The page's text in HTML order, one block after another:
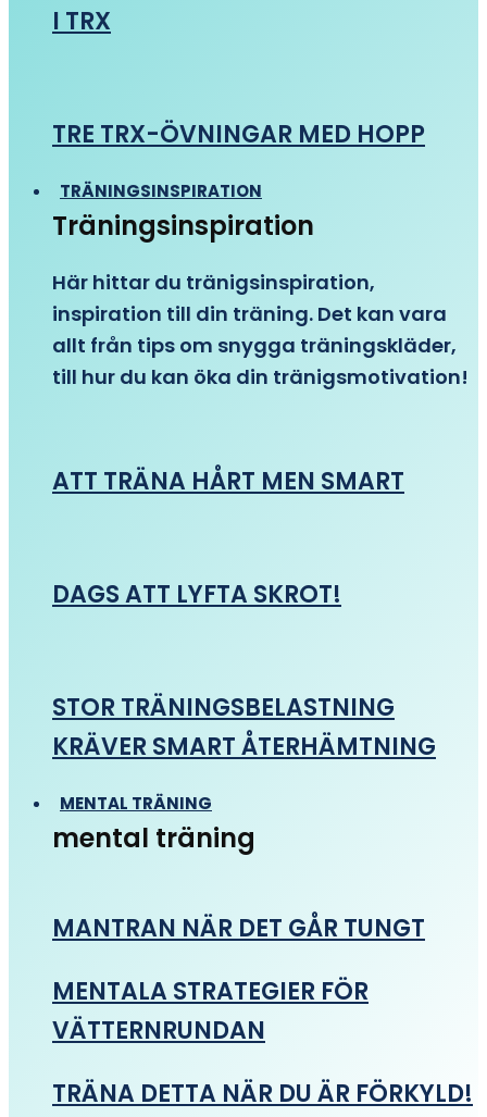
I TRX
TRE TRX-ÖVNINGAR MED HOPP
TRÄNINGSINSPIRATION
Träningsinspiration
Här hittar du tränigsinspiration,
inspiration till din träning. Det kan vara
allt från tips om snygga träningskläder,
till hur du kan öka din tränigsmotivation!
ATT TRÄNA HÅRT MEN SMART
DAGS ATT LYFTA SKROT!
STOR TRÄNINGSBELASTNING
KRÄVER SMART ÅTERHÄMTNING
MENTAL TRÄNING
mental träning
MANTRAN NÄR DET GÅR TUNGT
MENTALA STRATEGIER FÖR
VÄTTERNRUNDAN
TRÄNA DETTA NÄR DU ÄR FÖRKYLD!